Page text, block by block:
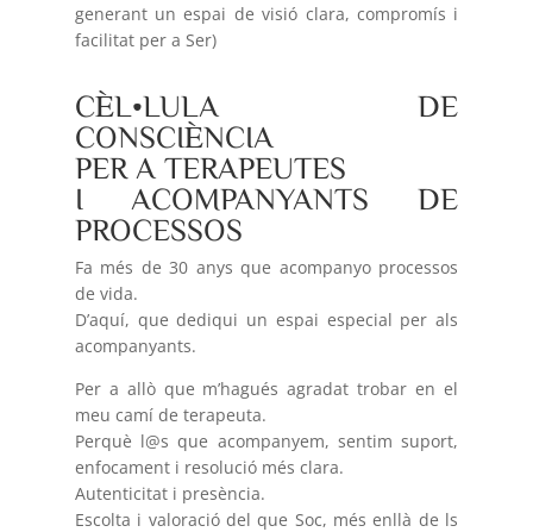
generant un espai de visió clara, compromís i
facilitat per a Ser)
CÈL•LULA DE
CONSCIÈNCIA
PER A TERAPEUTES
I ACOMPANYANTS DE
PROCESSOS
Fa més de 30 anys que acompanyo processos
de vida.
D’aquí, que dediqui un espai especial per als
acompanyants.
Per a allò que m’hagués agradat trobar en el
meu camí de terapeuta.
Perquè l@s que acompanyem, sentim suport,
enfocament i resolució més clara.
Autenticitat i presència.
Escolta i valoració del que Soc, més enllà de ls